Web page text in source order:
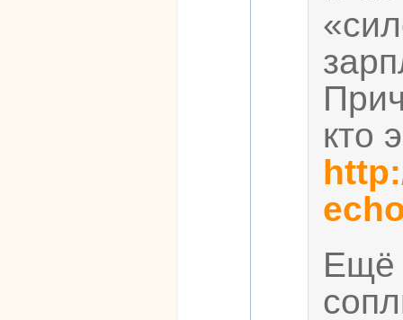
кто
Ещё